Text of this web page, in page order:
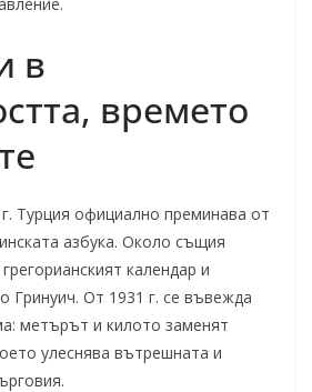
в
времето
Турция официално преминава от
азбука. Около същия
календар и
Гринуич. От 1931 г. се въвежда
метърът и килото заменят
улеснява вътрешната и